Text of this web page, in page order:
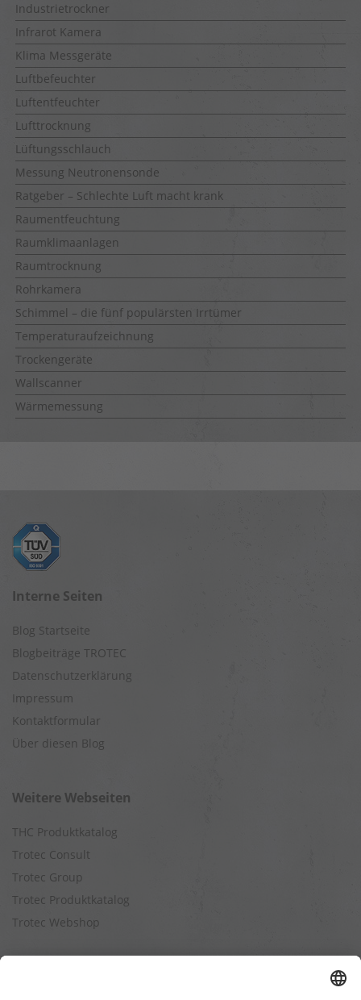
Industrietrockner
Infrarot Kamera
Klima Messgeräte
Luftbefeuchter
Luftentfeuchter
Lufttrocknung
Lüftungsschlauch
Messung Neutronensonde
Ratgeber – Schlechte Luft macht krank
Raumentfeuchtung
Raumklimaanlagen
Raumtrocknung
Rohrkamera
Schimmel – die fünf populärsten Irrtümer
Temperaturaufzeichnung
Trockengeräte
Wallscanner
Wärmemessung
Interne Seiten
Blog Startseite
Blogbeiträge TROTEC
Datenschutzerklärung
Impressum
Kontaktformular
Über diesen Blog
Weitere Webseiten
THC Produktkatalog
Trotec Consult
Trotec Group
Trotec Produktkatalog
Trotec Webshop